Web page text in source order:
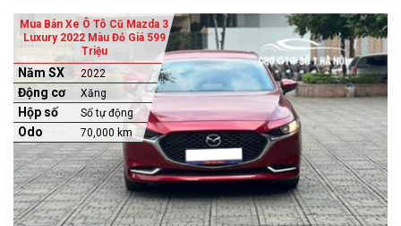
Mua Bán Xe Ô Tô Cũ Mazda 3
Luxury 2022 Màu Đỏ Giá 599
Triệu
Năm SX 2022
Động cơ Xăng
Hộp số Số tự động
Odo 70,000 km